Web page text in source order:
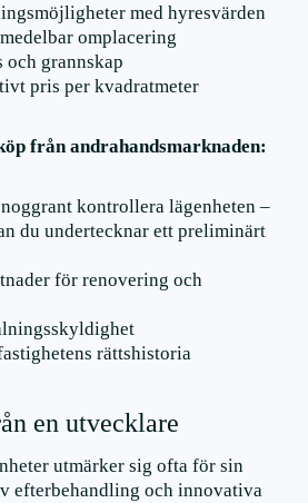
med hyresvärden
omplacering
grannskap
pris per kvadratmeter
från andrahandsmarknaden:
kontrollera lägenheten –
du undertecknar ett preliminärt
för renovering och
rättshistoria
en utvecklare
utmärker sig ofta för sin
efterbehandling och innovativa